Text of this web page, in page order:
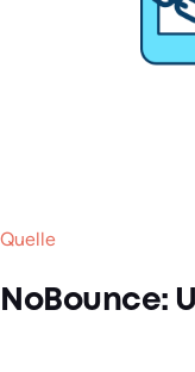
Quelle
NoBounce: